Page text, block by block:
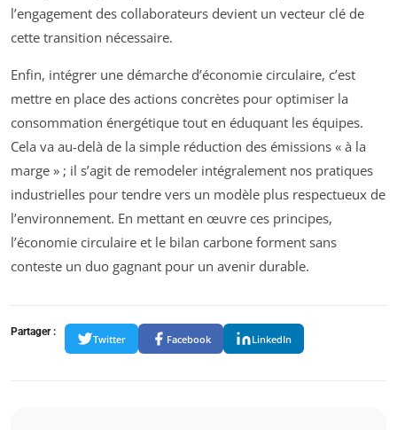
l’engagement des collaborateurs devient un vecteur clé de
cette transition nécessaire.
Enfin, intégrer une démarche d’économie circulaire, c’est
mettre en place des actions concrètes pour optimiser la
consommation énergétique tout en éduquant les équipes.
Cela va au-delà de la simple réduction des émissions « à la
marge » ; il s’agit de remodeler intégralement nos pratiques
industrielles pour tendre vers un modèle plus respectueux de
l’environnement. En mettant en œuvre ces principes,
l’économie circulaire et le bilan carbone forment sans
conteste un duo gagnant pour un avenir durable.
Partager :
Twitter Facebook LinkedIn